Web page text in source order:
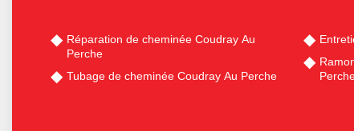
Réparation de cheminée Coudray Au
Perche
Tubage de cheminée Coudray Au Perche